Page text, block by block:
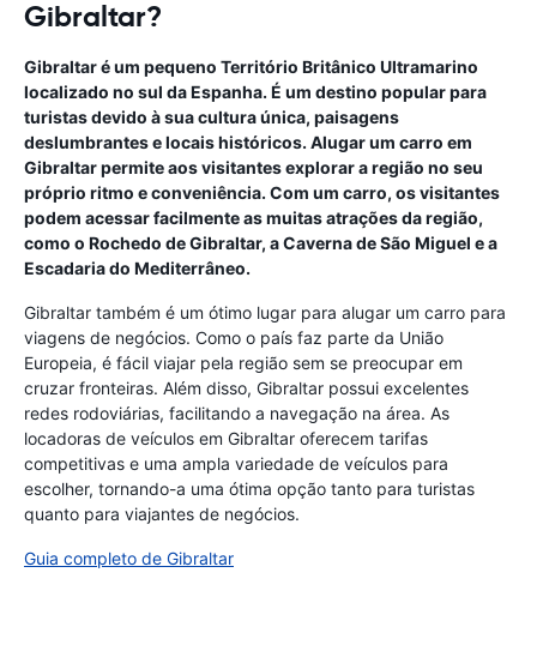
Gibraltar?
Gibraltar é um pequeno Território Britânico Ultramarino
localizado no sul da Espanha. É um destino popular para
turistas devido à sua cultura única, paisagens
deslumbrantes e locais históricos. Alugar um carro em
Gibraltar permite aos visitantes explorar a região no seu
próprio ritmo e conveniência. Com um carro, os visitantes
podem acessar facilmente as muitas atrações da região,
como o Rochedo de Gibraltar, a Caverna de São Miguel e a
Escadaria do Mediterrâneo.
Gibraltar também é um ótimo lugar para alugar um carro para
viagens de negócios. Como o país faz parte da União
Europeia, é fácil viajar pela região sem se preocupar em
cruzar fronteiras. Além disso, Gibraltar possui excelentes
redes rodoviárias, facilitando a navegação na área. As
locadoras de veículos em Gibraltar oferecem tarifas
competitivas e uma ampla variedade de veículos para
escolher, tornando-a uma ótima opção tanto para turistas
quanto para viajantes de negócios.
Guia completo de Gibraltar